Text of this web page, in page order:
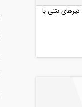
بتنی با